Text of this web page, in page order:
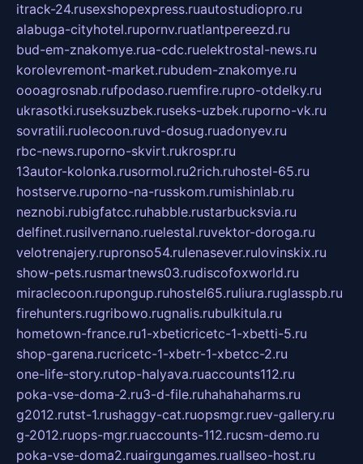
itrack-24.rusexshopexpress.ruautostudiopro.ru
alabuga-cityhotel.rupornv.ruatlantpereezd.ru
bud-em-znakomye.rua-cdc.ruelektrostal-news.ru
korolevremont-market.rubudem-znakomye.ru
oooagrosnab.rufpodaso.ruemfire.rupro-otdelky.ru
ukrasotki.ruseksuzbek.ruseks-uzbek.ruporno-vk.ru
sovratili.ruolecoon.ruvd-dosug.ruadonyev.ru
rbc-news.ruporno-skvirt.rukrospr.ru
13autor-kolonka.rusormol.ru2rich.ruhostel-65.ru
hostserve.ruporno-na-russkom.rumishinlab.ru
neznobi.rubigfatcc.ruhabble.rustarbucksvia.ru
delfinet.rusilvernano.ruelestal.ruvektor-doroga.ru
velotrenajery.rupronso54.rulenasever.rulovinskix.ru
show-pets.rusmartnews03.rudiscofoxworld.ru
miraclecoon.rupongup.ruhostel65.ruliura.ruglasspb.ru
firehunters.rugribowo.rugnalis.rubulkitula.ru
hometown-france.ru1-xbeticricetc-1-xbetti-5.ru
shop-garena.rucricetc-1-xbetr-1-xbetcc-2.ru
one-life-story.rutop-halyava.ruaccounts112.ru
poka-vse-doma-2.ru3-d-file.ruhahahaharms.ru
g2012.rutst-1.rushaggy-cat.ruopsmgr.ruev-gallery.ru
g-2012.ruops-mgr.ruaccounts-112.rucsm-demo.ru
poka-vse-doma2.ruairgungames.ruallseo-host.ru